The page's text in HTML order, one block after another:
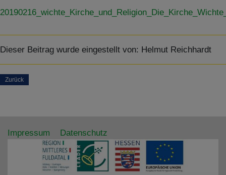
Dieser Beitrag wurde eingestellt von: Helmut Reichhardt
Zurück
Impressum Datenschutz